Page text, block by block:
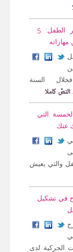
مراحل تطور الطفل: 5
السنة
النصّ كاملا
التي
عنك
والتي يعيش
في تشكيل
الحركية لدى